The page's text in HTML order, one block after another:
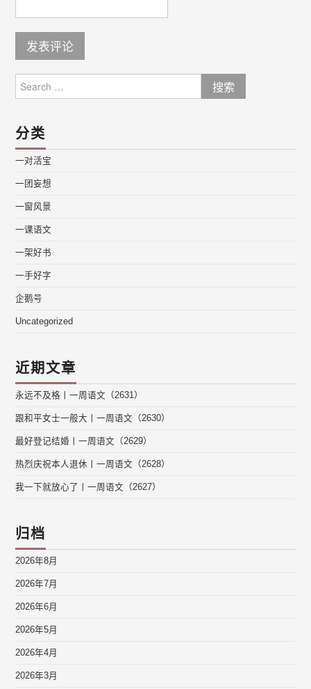
for:
分类
一对活宝
一团妄想
一窗风景
一课语文
一架好书
一手好字
企鹅号
Uncategorized
近期文章
永远不及格丨一周语文（2631）
跟和平女士一般大丨一周语文（2630）
最好登记结婚丨一周语文（2629）
热烈庆祝本人退休丨一周语文（2628）
我一下就放心了丨一周语文（2627）
归档
2026年8月
2026年7月
2026年6月
2026年5月
2026年4月
2026年3月